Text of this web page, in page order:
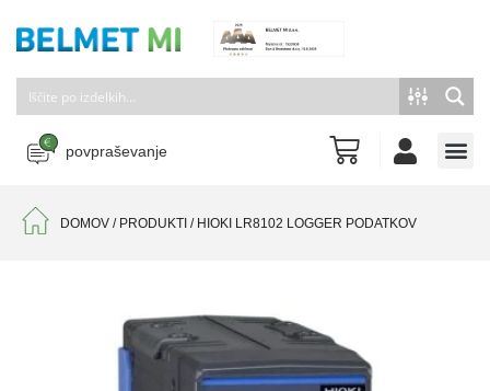
povpraševanje
DOMOV / PRODUKTI / HIOKI LR8102 LOGGER PODATKOV